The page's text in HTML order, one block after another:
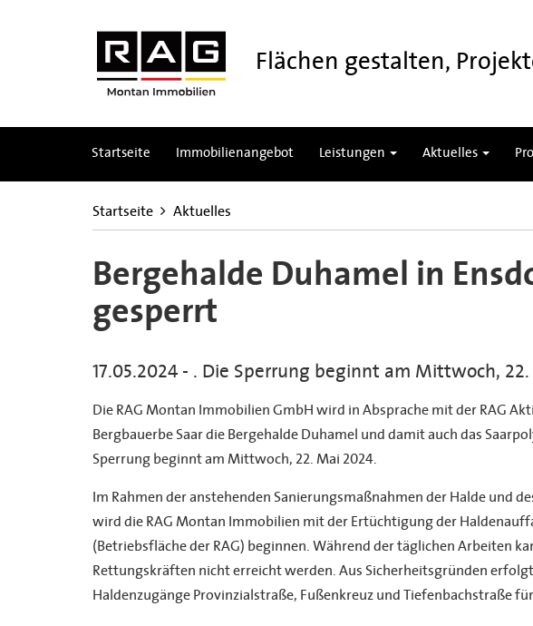
Flächen gestalten,
Startseite Immobilienangebot Leistungen Aktuelles
Startseite Aktuelles
Bergehalde Duhamel in
gesperrt
17.05.2024 - . Die Sperrung beginnt am Mittwoch,
Die RAG Montan Immobilien GmbH wird in Absprache mit der RAG
Bergbauerbe Saar die Bergehalde Duhamel und damit auch das
Sperrung beginnt am Mittwoch, 22. Mai 2024.
Im Rahmen der anstehenden Sanierungsmaßnahmen der Halde und
wird die RAG Montan Immobilien mit der Ertüchtigung der
(Betriebsfläche der RAG) beginnen. Während der täglichen Arbeiten
Rettungskräften nicht erreicht werden. Aus Sicherheitsgründen
Haldenzugänge Provinzialstraße, Fußenkreuz und Tiefenbachstraße